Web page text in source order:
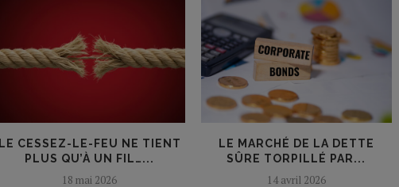
LE CESSEZ-LE-FEU NE TIENT
PLUS QU’À UN FIL…...
18 mai 2026
LE MARCHÉ DE LA DETTE
SÛRE TORPILLÉ PAR...
14 avril 2026